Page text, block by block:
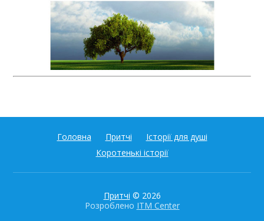
Головна Притчі
Історії для душі
Коротенькі історії
Притчі © 2026
Розроблено ITM Center